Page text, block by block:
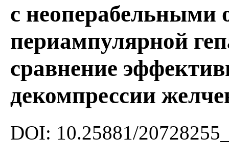
с неоперабельными
периампулярной
сравнение
декомпрессии
DOI: 10.25881/